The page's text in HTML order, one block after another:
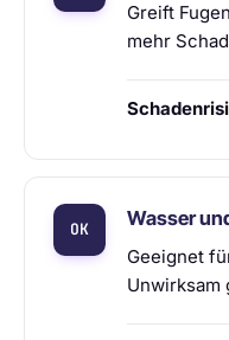
Greift
mehr
Wasser
Geeignet
Unwirksam